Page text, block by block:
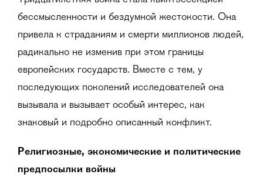
бессмысленности и бездумной жестокости. Она
привела к страданиям и смерти миллионов людей,
радикально не изменив при этом границы
европейских государств. Вместе с тем, у
последующих поколений исследователей она
вызывала и вызывает особый интерес, как
знаковый и подробно описанный конфликт.
Религиозные, экономические и политические
предпосылки войны